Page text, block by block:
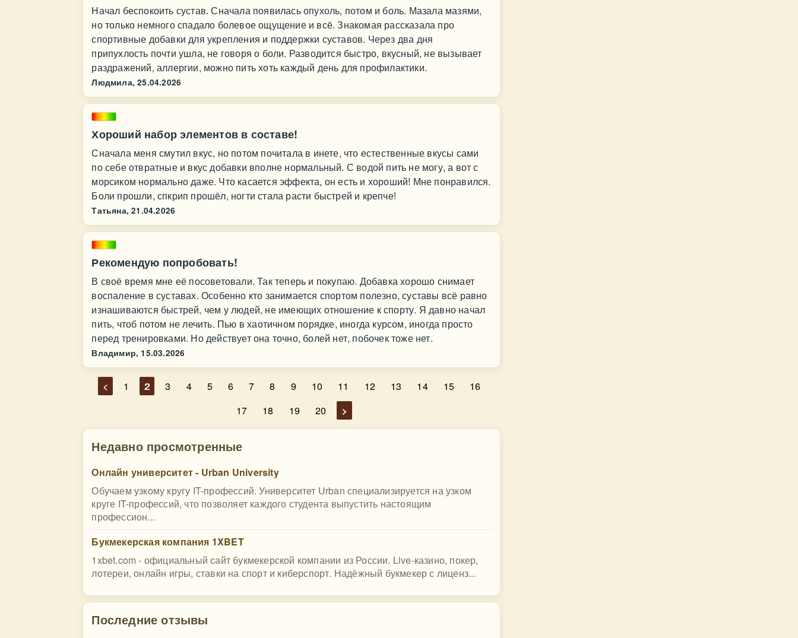
Начал беспокоить сустав. Сначала появилась опухоль, потом и боль. Мазала мазями,
но только немного спадало болевое ощущение и всё. Знакомая рассказала про
спортивные добавки для укрепления и поддержки суставов. Через два дня
припухлость почти ушла, не говоря о боли. Разводится быстро, вкусный, не вызывает
раздражений, аллергии, можно пить хоть каждый день для профилактики.
Людмила, 25.04.2026
Хороший набор элементов в составе!
Сначала меня смутил вкус, но потом почитала в инете, что естественные вкусы сами
по себе отвратные и вкус добавки вполне нормальный. С водой пить не могу, а вот с
морсиком нормально даже. Что касается эффекта, он есть и хороший! Мне понравился.
Боли прошли, спкрип прошёл, ногти стала расти быстрей и крепче!
Татьяна, 21.04.2026
Рекомендую попробовать!
В своё время мне её посоветовали. Так теперь и покупаю. Добавка хорошо снимает
воспаление в суставах. Особенно кто занимается спортом полезно, суставы всё равно
изнашиваются быстрей, чем у людей, не имеющих отношение к спорту. Я давно начал
пить, чтоб потом не лечить. Пью в хаотичном порядке, иногда курсом, иногда просто
перед тренировками. Но действует она точно, болей нет, побочек тоже нет.
Владимир, 15.03.2026
< 1 2 3 4 5 6 7 8 9 10 11 12 13 14 15
16
17
18 19 20 >
Недавно просмотренные
Онлайн университет - Urban University
Обучаем узкому кругу IT-профессий. Университет Urban специализируется на узком
круге IT-профессий, что позволяет каждого студента выпустить настоящим
профессион...
Букмекерская компания 1XBET
1xbet.com - официальный сайт букмекерской компании из России. Live-казино, покер,
лотереи, онлайн игры, ставки на спорт и киберспорт. Надёжный букмекер с лиценз...
Последние отзывы